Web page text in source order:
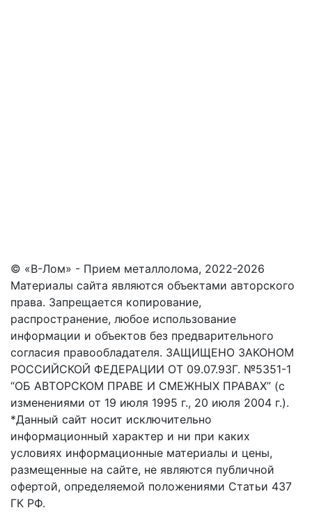
© «В-Лом» - Прием металлолома, 2022-2026
Материалы сайта являются объектами авторского
права. Запрещается копирование,
распространение, любое использование
информации и объектов без предварительного
согласия правообладателя. ЗАЩИЩЕНО ЗАКОНОМ
РОССИЙСКОЙ ФЕДЕРАЦИИ ОТ 09.07.93Г. №5351-1
“ОБ АВТОРСКОМ ПРАВЕ И СМЕЖНЫХ ПРАВАХ” (с
изменениями от 19 июля 1995 г., 20 июля 2004 г.).
*Данный сайт носит исключительно
информационный характер и ни при каких
условиях информационные материалы и цены,
размещенные на сайте, не являются публичной
офертой, определяемой положениями Статьи 437
ГК РФ.